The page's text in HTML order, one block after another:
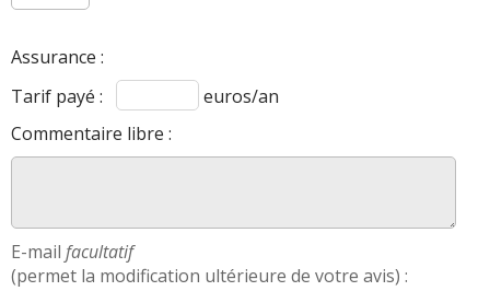
Assurance :
Tarif payé :
euros/an
Commentaire libre :
E-mail facultatif
(permet la modification ultérieure de votre avis) :